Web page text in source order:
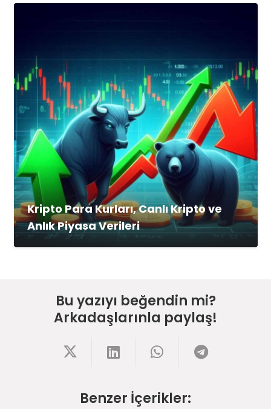
Kripto Para Kurları, Canlı Kripto ve
Anlık Piyasa Verileri
Bu yazıyı beğendin mi?
Arkadaşlarınla paylaş!
Benzer İçerikler: